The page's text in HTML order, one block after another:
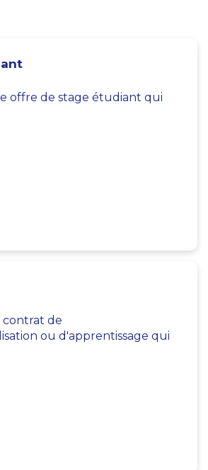
offre de stage étudiant qui
de
ou d'apprentissage qui